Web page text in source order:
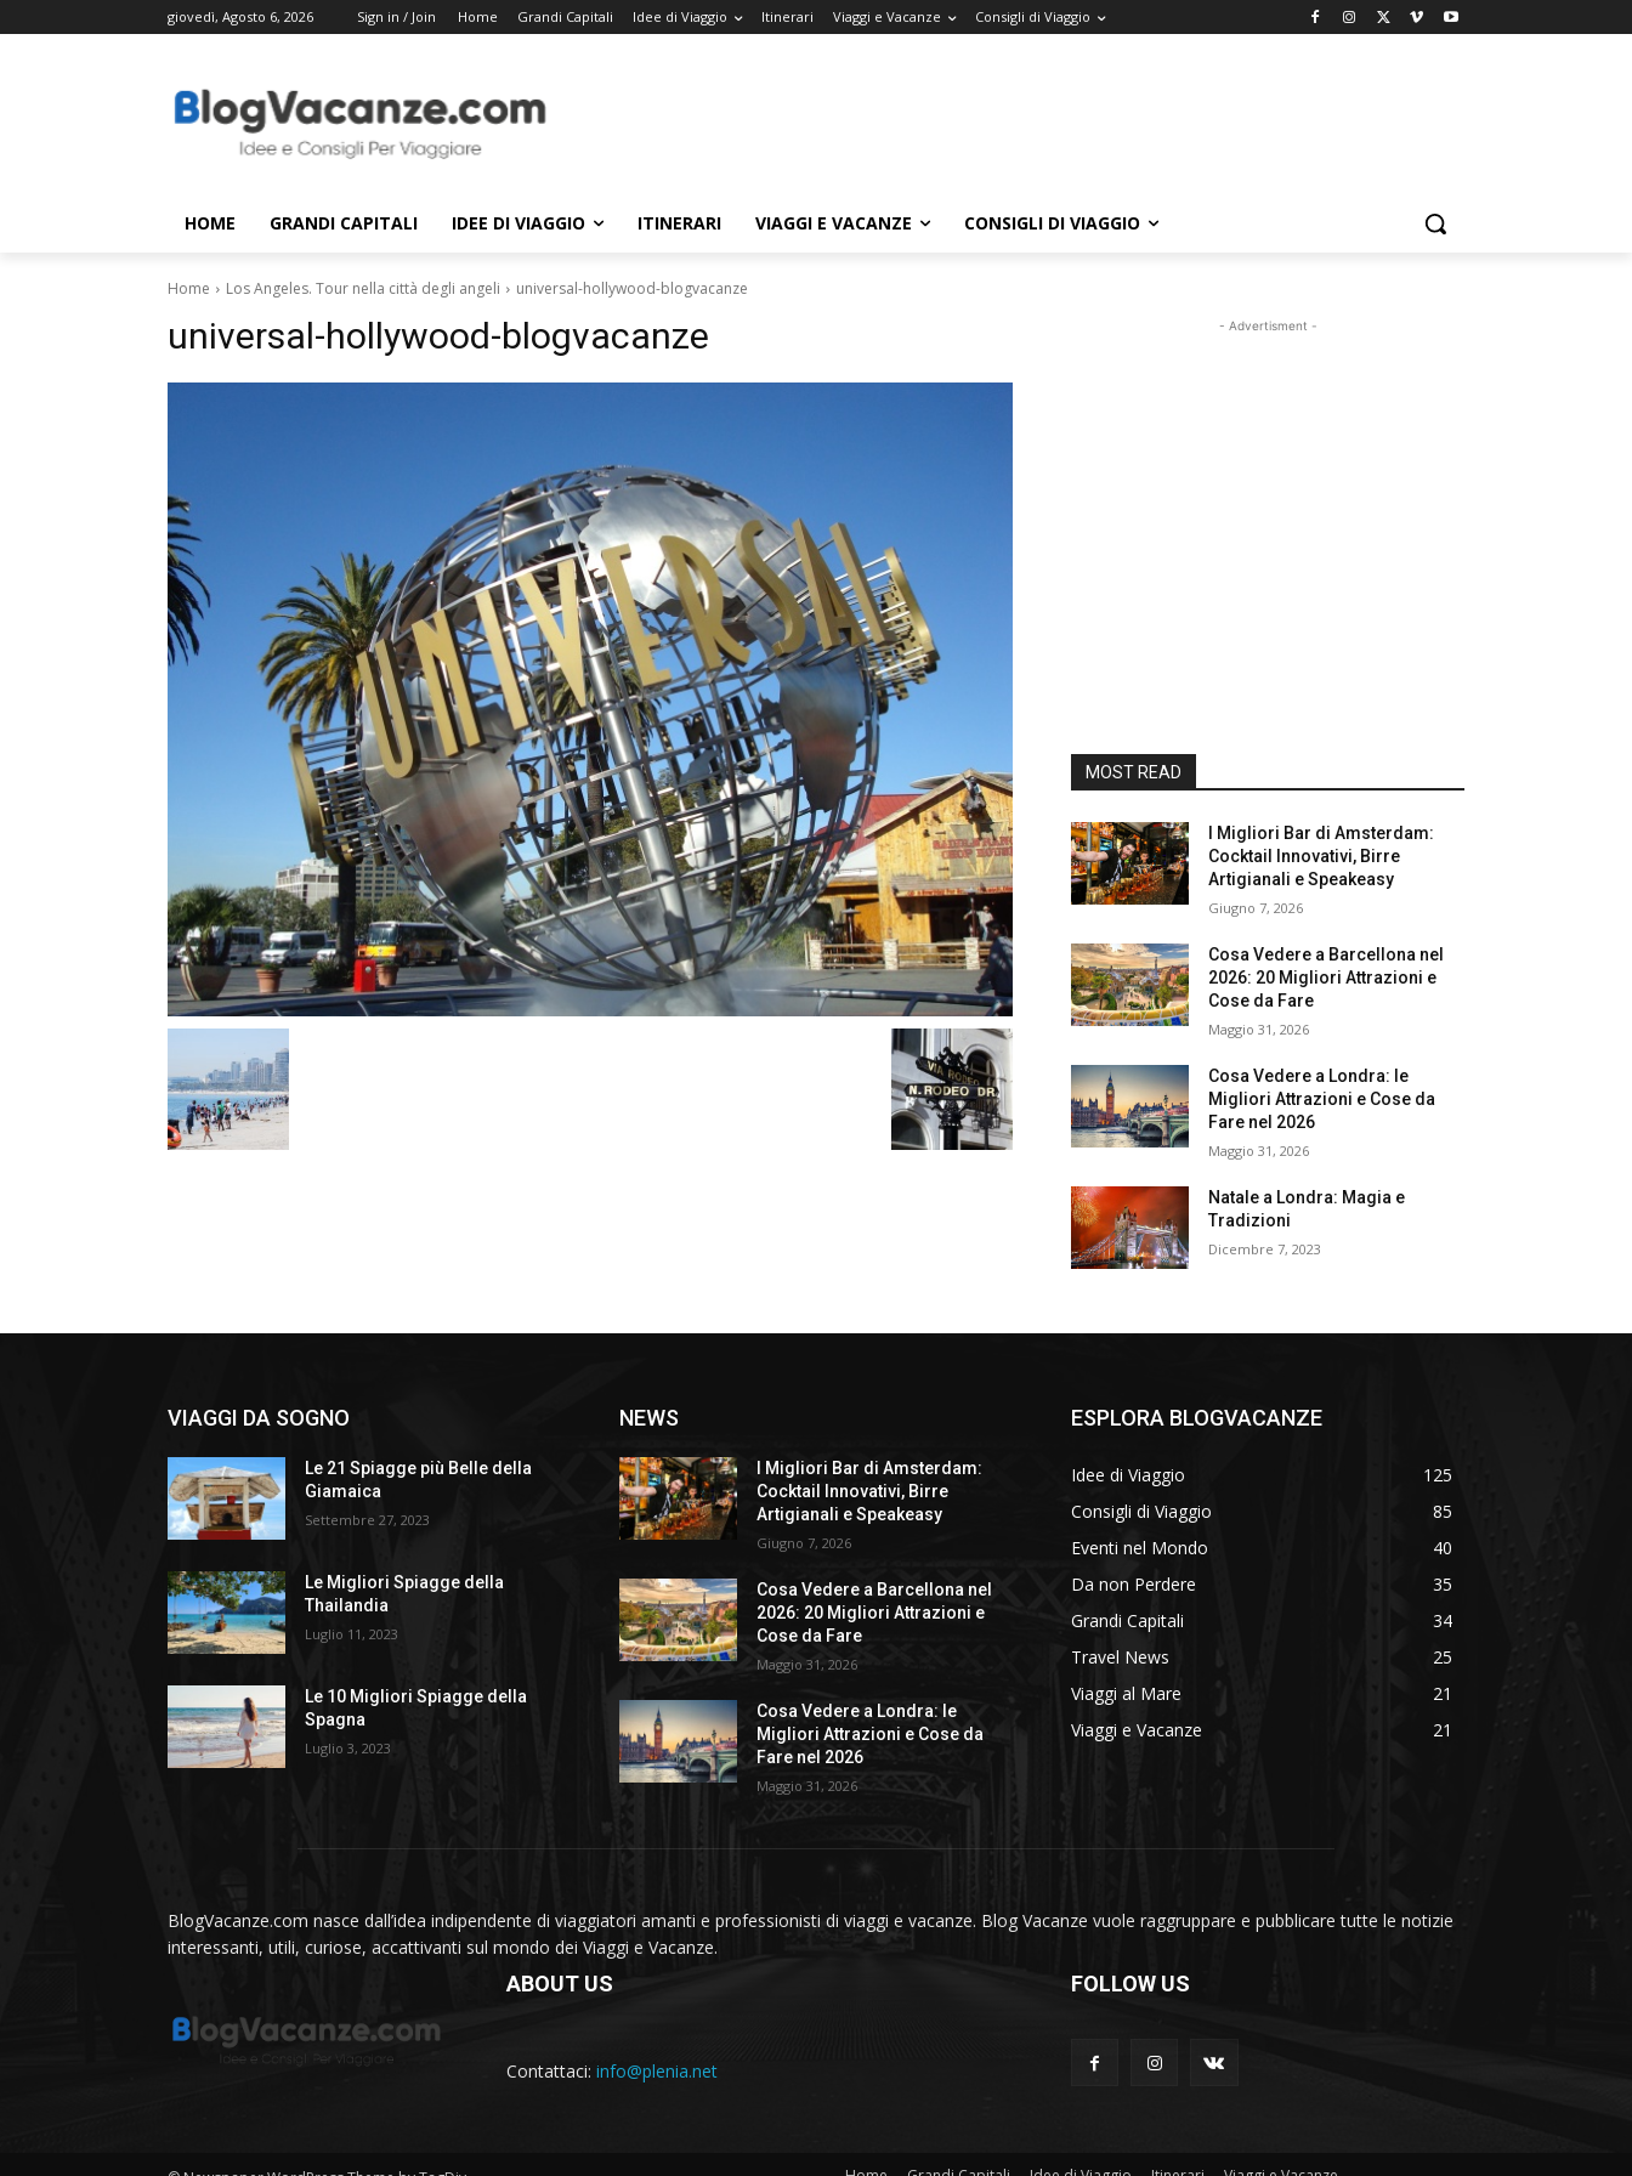
giovedì, Agosto 6, 2026 Sign in / Join Home Grandi Capitali Idee di Viaggio Itinerari Viaggi e Vacanze Consigli di Viaggio
HOME GRANDI CAPITALI IDEE DI VIAGGIO ITINERARI VIAGGI E VACANZE CONSIGLI DI VIAGGIO
Home Los Angeles. Tour nella città degli angeli universal-hollywood-blogvacanze
universal-hollywood-blogvacanze - Advertisment -
MOST READ
I Migliori Bar di Amsterdam:
Cocktail Innovativi, Birre
Artigianali e Speakeasy
Giugno 7, 2026
Cosa Vedere a Barcellona nel
2026: 20 Migliori Attrazioni e
Cose da Fare
Maggio 31, 2026
Cosa Vedere a Londra: le
Migliori Attrazioni e Cose da
Fare nel 2026
Maggio 31, 2026
Natale a Londra: Magia e
Tradizioni
Dicembre 7, 2023
VIAGGI DA SOGNO
Le 21 Spiagge più Belle della
Giamaica
Settembre 27, 2023
Le Migliori Spiagge della
Thailandia
Luglio 11, 2023
Le 10 Migliori Spiagge della
Spagna
Luglio 3, 2023
NEWS
I Migliori Bar di Amsterdam:
Cocktail Innovativi, Birre
Artigianali e Speakeasy
Giugno 7, 2026
Cosa Vedere a Barcellona nel
2026: 20 Migliori Attrazioni e
Cose da Fare
Maggio 31, 2026
Cosa Vedere a Londra: le
Migliori Attrazioni e Cose da
Fare nel 2026
Maggio 31, 2026
ESPLORA BLOGVACANZE
Idee di Viaggio
125
Consigli di Viaggio
85
Eventi nel Mondo
40
Da non Perdere
35
Grandi Capitali
34
Travel News
25
Viaggi al Mare
21
Viaggi e Vacanze
21
BlogVacanze.com nasce dall’idea indipendente di viaggiatori amanti e professionisti di viaggi e vacanze. Blog Vacanze vuole raggruppare e pubblicare tutte le notizie
interessanti, utili, curiose, accattivanti sul mondo dei Viaggi e Vacanze.
ABOUT US
Contattaci: info@plenia.net
FOLLOW US